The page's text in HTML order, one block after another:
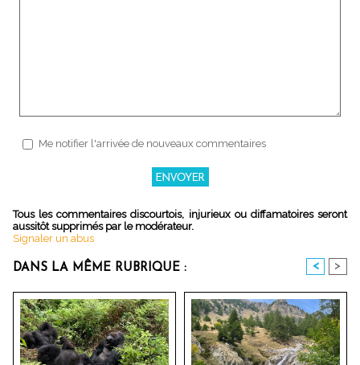
Me notifier l'arrivée de nouveaux commentaires
Tous les commentaires discourtois, injurieux ou diffamatoires seront
aussitôt supprimés par le modérateur.
Signaler un abus
DANS LA MÊME RUBRIQUE : < >